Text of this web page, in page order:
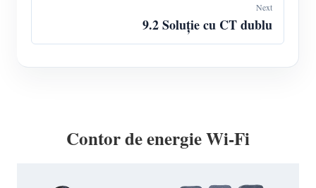
Next
9.2 Soluție cu CT dublu
Contor de energie Wi-Fi